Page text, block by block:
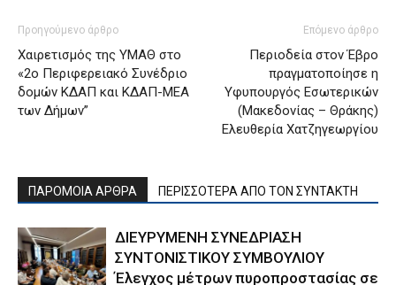
Προηγούμενο άρθρο
Χαιρετισμός της ΥΜΑΘ στο
«2ο Περιφερειακό Συνέδριο
δομών ΚΔΑΠ και ΚΔΑΠ-ΜΕΑ
των Δήμων”
Επόμενο άρθρο
Περιοδεία στον Έβρο
πραγματοποίησε η
Υφυπουργός Εσωτερικών
(Μακεδονίας – Θράκης)
Ελευθερία Χατζηγεωργίου
ΠΑΡΟΜΟΙΑ ΑΡΘΡΑ ΠΕΡΙΣΣΟΤΕΡΑ ΑΠΟ ΤΟΝ ΣΥΝΤΑΚΤΗ
ΔΙΕΥΡΥΜΕΝΗ ΣΥΝΕΔΡΙΑΣΗ
ΣΥΝΤΟΝΙΣΤΙΚΟΥ ΣΥΜΒΟΥΛΙΟΥ
Έλεγχος μέτρων πυροπροστασίας σε